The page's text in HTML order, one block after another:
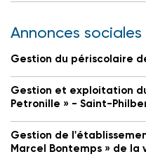
Annonces sociales
Gestion du périscolaire
Gestion et exploitation
Petronille » - Saint-
Gestion de
Marcel Bontemps » de